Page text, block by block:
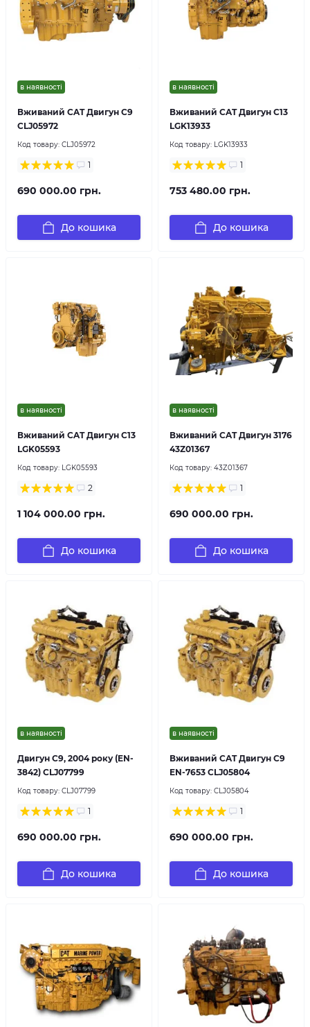
в наявності
Вживаний CAT Двигун C9
CLJ05972
Код товару: CLJ05972
1
690 000.00 грн.
До кошика
в наявності
Вживаний CAT Двигун C13
LGK13933
Код товару: LGK13933
1
753 480.00 грн.
До кошика
в наявності
Вживаний CAT Двигун C13
LGK05593
Код товару: LGK05593
2
1 104 000.00 грн.
До кошика
в наявності
Вживаний CAT Двигун 3176
43Z01367
Код товару: 43Z01367
1
690 000.00 грн.
До кошика
в наявності
Двигун C9, 2004 року (EN-
3842) CLJ07799
Код товару: CLJ07799
1
690 000.00 грн.
До кошика
в наявності
Вживаний CAT Двигун C9
EN-7653 CLJ05804
Код товару: CLJ05804
1
690 000.00 грн.
До кошика